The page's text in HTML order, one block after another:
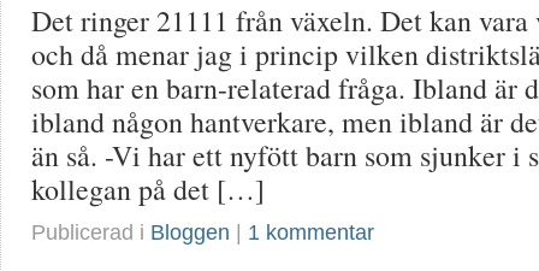
Det ringer 21111 från växeln. Det kan vara
och då menar jag i princip vilken
som har en barn-relaterad fråga. Ibland är
ibland någon hantverkare, men ibland är
än så. -Vi har ett nyfött barn som sjunker i
kollegan på det […]
Publicerad i Bloggen 1 kommentar